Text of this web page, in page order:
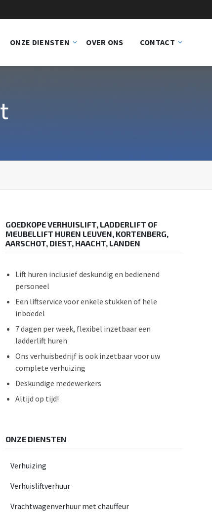
ONZE DIENSTEN OVER ONS CONTACT
GOEDKOPE VERHUISLIFT, LADDERLIFT OF
MEUBELLIFT HUREN LEUVEN, KORTENBERG,
AARSCHOT, DIEST, HAACHT, LANDEN
Lift huren inclusief deskundig en bedienend
personeel
Een liftservice voor enkele stukken of hele
inboedel
7 dagen per week, flexibel inzetbaar een
ladderlift huren
Ons verhuisbedrijf is ook inzetbaar voor uw
complete verhuizing
Deskundige medewerkers
Altijd op tijd!
ONZE DIENSTEN
Verhuizing
Verhuisliftverhuur
Vrachtwagenverhuur met chauffeur